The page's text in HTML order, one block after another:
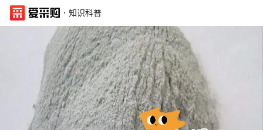
· 知识科普